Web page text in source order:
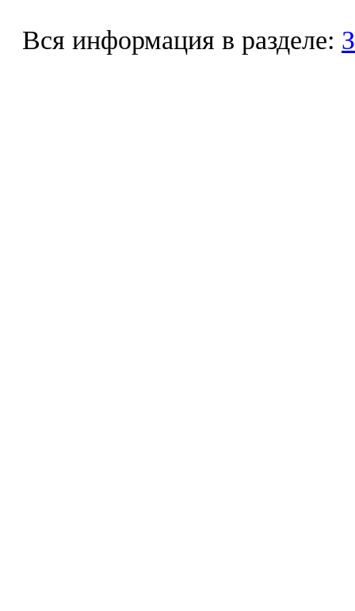
Вся информация в разделе: